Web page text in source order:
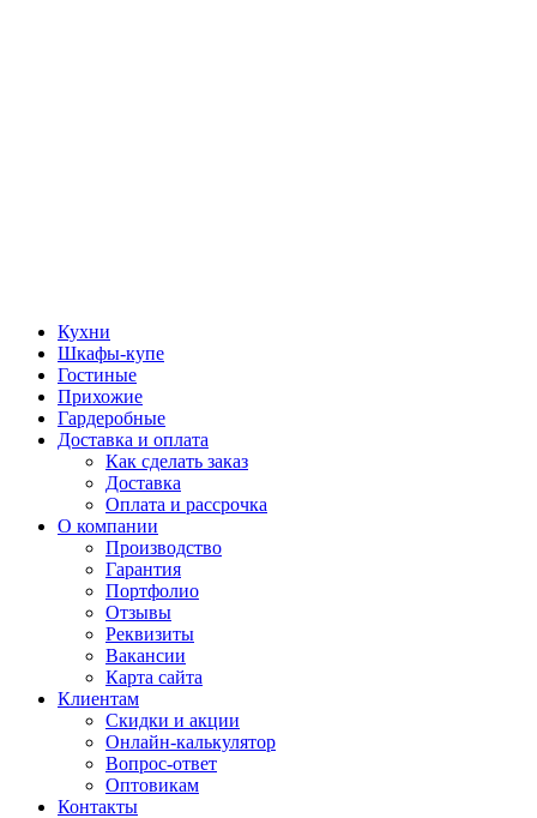
Кухни
Шкафы-купе
Гостиные
Прихожие
Гардеробные
Доставка и оплата
Как сделать заказ
Доставка
Оплата и рассрочка
О компании
Производство
Гарантия
Портфолио
Отзывы
Реквизиты
Вакансии
Карта сайта
Клиентам
Скидки и акции
Онлайн-калькулятор
Вопрос-ответ
Оптовикам
Контакты